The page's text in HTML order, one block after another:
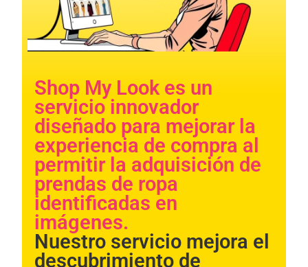
Shop My Look es un
servicio innovador
diseñado para mejorar la
experiencia de compra al
permitir la adquisición de
prendas de ropa
identificadas en
imágenes.​​
Nuestro servicio mejora el
descubrimiento de
Necessary
These
cookies are
optional.
needed for
the website
to function.